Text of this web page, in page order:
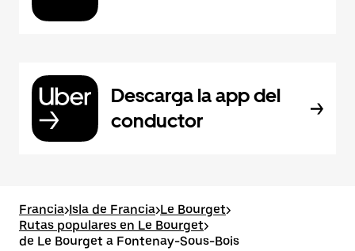
Descarga la app del
conductor
Francia>Isla de Francia>Le Bourget>
Rutas populares en Le Bourget>
de Le Bourget a Fontenay-Sous-Bois